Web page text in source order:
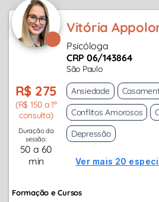
Vitória
Psicóloga
CRP 06/143864
São Paulo
R$ 275
(R$ 150 a 1ª
consulta)
Duração da
sessão:
50 a 60
min
Ansiedade
Conflitos Amorosos
Depressão
Ver mais 20
Formação e Cursos